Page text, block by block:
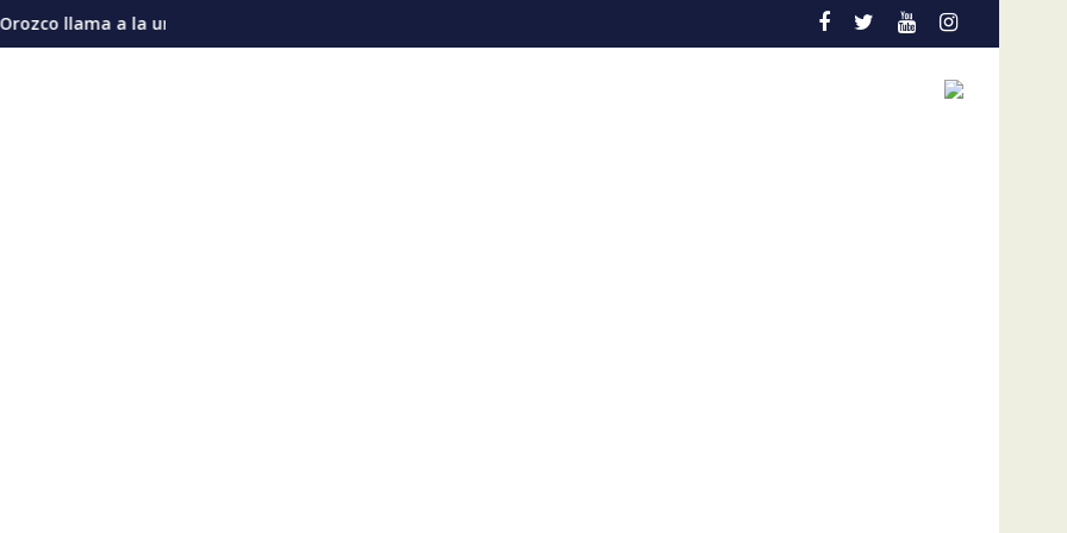
nacional y advierte sobre riesgos de divisiones en la actual coyuntura
Meta es condenada a pagar 567 millones de dólares por afectaciones a la salud mental de los niños
Vozinha genera furor en su presentación en el Colo